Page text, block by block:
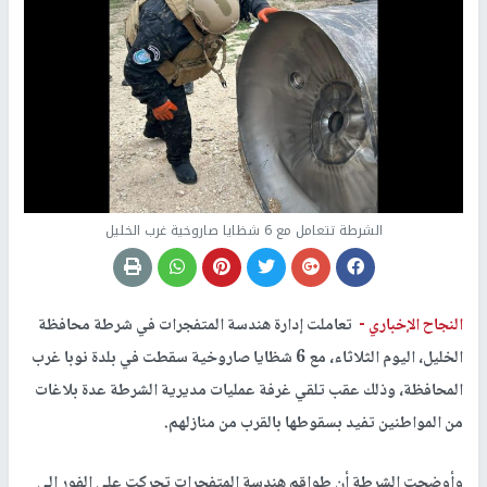
الشرطة تتعامل مع 6 شظايا صاروخية غرب الخليل
النجاح الإخباري - تعاملت إدارة هندسة المتفجرات في شرطة محافظة
الخليل، اليوم الثلاثاء، مع 6 شظايا صاروخية سقطت في بلدة نوبا غرب
المحافظة، وذلك عقب تلقي غرفة عمليات مديرية الشرطة عدة بلاغات
من المواطنين تفيد بسقوطها بالقرب من منازلهم.